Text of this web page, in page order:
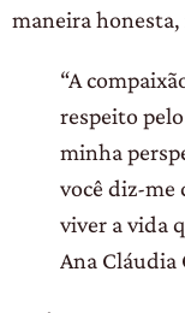
maneira
“A
respeito
minha
você diz-me
viver a vida
Ana